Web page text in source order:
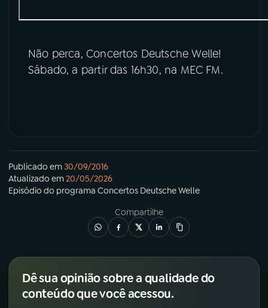
Não perca, Concertos Deutsche Welle!
Sábado, a partir das 16h30, na MEC FM.
Publicado em30/09/2016
Atualizado em20/05/2026
Episódio do programa Concertos Deutsche Welle
Compartilhe
Dê sua opinião sobre a qualidade do
conteúdo que você acessou.